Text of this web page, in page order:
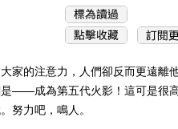
家的注意力，人們卻反而更遠離
——成為第五代火影！這可是很
努力吧，鳴人。